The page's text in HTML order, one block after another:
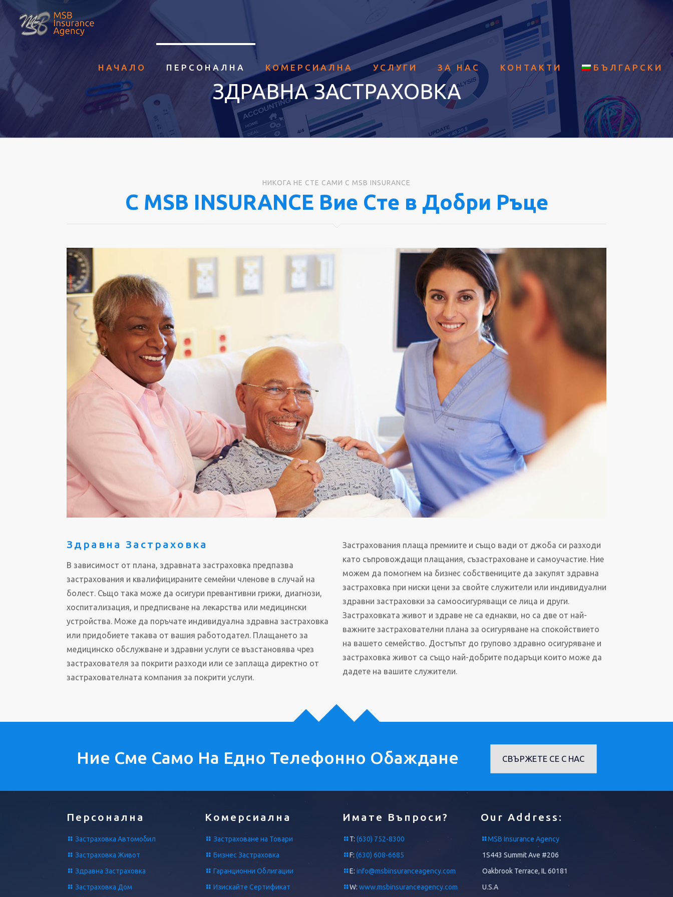
НАЧАЛО ПЕРСОНАЛНА КОМЕРСИАЛНА УСЛУГИ ЗА НАС КОНТАКТИ БЪЛГАРСКИ
ЗДРАВНА ЗАСТРАХОВКА
НИКОГА НЕ СТЕ САМИ С MSB INSURANCE
С MSB INSURANCE Вие Сте в Добри Ръце
Здравна Застраховка
В зависимост от плана, здравната застраховка предпазва
застрахования и квалифицираните семейни членове в случай на
болест. Също така може да осигури превантивни грижи, диагнози,
хоспитализация, и предписване на лекарства или медицински
устройства. Може да поръчате индивидуална здравна застраховка
или придобиете такава от вашия работодател. Плащането за
медицинско обслужване и здравни услуги се възстановява чрез
застрахователя за покрити разходи или се заплаща директно от
застрахователната компания за покрити услуги.
Застрахования плаща премиите и също вади от джоба си разходи
като съпровождащи плащания, съзастраховане и самоучастие. Ние
можем да помогнем на бизнес собствениците да закупят здравна
застраховка при ниски цени за свойте служители или индивидуални
здравни застраховки за самоосигуряващи се лица и други.
Застраховката живот и здраве не са еднакви, но са две от най-
важните застрахователни плана за осигуряване на спокойствието
на вашето семейство. Достъпът до групово здравно осигуряване и
застраховка живот са също най-добрите подаръци които може да
дадете на вашите служители.
Ние Сме Само На Едно Телефонно Обаждане СВЪРЖЕТЕ СЕ С НАС
Персонална
Застраховка Автомобил
Застраховка Живот
Здравна Застраховка
Застраховка Дом
Комерсиална
Застраховане на Товари
Бизнес Застраховка
Гаранционни Облигации
Изискайте Сертификат
Имате Въпроси?
T: (630) 752-8300
F: (630) 608-6685
E: info@msbinsuranceagency.com
W: www.msbinsuranceagency.com
Our Address:
MSB Insurance Agency
1S443 Summit Ave #206
Oakbrook Terrace, IL 60181
U.S.A